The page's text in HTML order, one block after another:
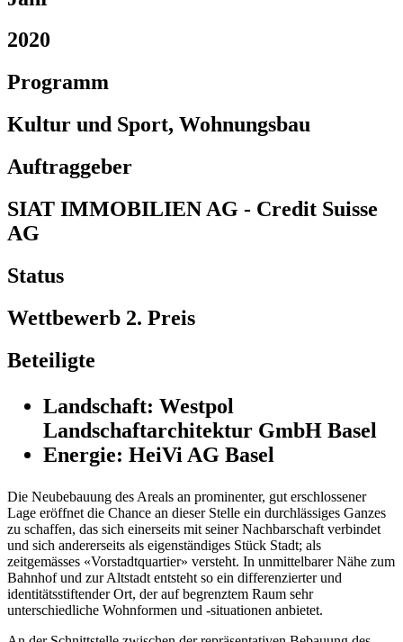
2020
Programm
Kultur und Sport, Wohnungsbau
Auftraggeber
SIAT IMMOBILIEN AG - Credit Suisse
AG
Status
Wettbewerb 2. Preis
Beteiligte
Landschaft: Westpol
Landschaftarchitektur GmbH Basel
Energie: HeiVi AG Basel
Die Neubebauung des Areals an prominenter, gut erschlossener
Lage eröffnet die Chance an dieser Stelle ein durchlässiges Ganzes
zu schaffen, das sich einerseits mit seiner Nachbarschaft verbindet
und sich andererseits als eigenständiges Stück Stadt; als
zeitgemässes «Vorstadtquartier» versteht. In unmittelbarer Nähe zum
Bahnhof und zur Altstadt entsteht so ein differenzierter und
identitätsstiftender Ort, der auf begrenztem Raum sehr
unterschiedliche Wohnformen und -situationen anbietet.